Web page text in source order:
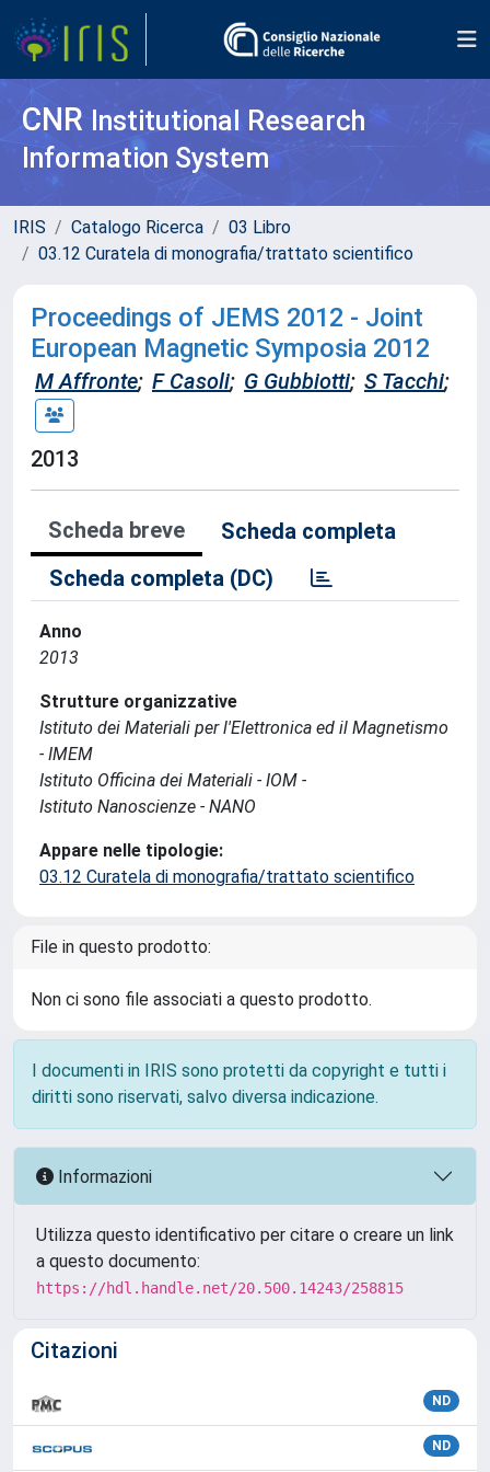
CNR Institutional Research
Information System
IRIS Catalogo Ricerca
03 Libro
03.12 Curatela di monografia/trattato scientifico
Proceedings of JEMS 2012 - Joint
European Magnetic Symposia 2012
M Affronte; F Casoli; G Gubbiotti; S Tacchi;
2013
Scheda breve
Scheda completa
Scheda completa (DC)
Anno
2013
Strutture organizzative
Istituto dei Materiali per l'Elettronica ed il Magnetismo
- IMEM
Istituto Officina dei Materiali - IOM -
Istituto Nanoscienze - NANO
Appare nelle tipologie:
03.12 Curatela di monografia/trattato scientifico
File in questo prodotto:
Non ci sono file associati a questo prodotto.
I documenti in IRIS sono protetti da copyright e tutti i
diritti sono riservati, salvo diversa indicazione.
Informazioni
Utilizza questo identificativo per citare o creare un link
a questo documento:
https://hdl.handle.net/20.500.14243/258815
Citazioni
ND
ND